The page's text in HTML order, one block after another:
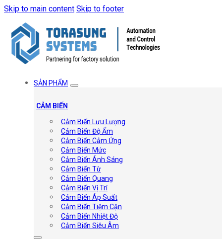
Skip to main content Skip to footer
SẢN PHẨM
CẢM BIẾN
Cảm Biến Lưu Lượng
Cảm Biến Độ Ẩm
Cảm Biến Cảm Ứng
Cảm Biến Mức
Cảm Biến Ánh Sáng
Cảm Biến Từ
Cảm Biến Quang
Cảm Biến Vị Trí
Cảm Biến Áp Suất
Cảm Biến Tiệm Cận
Cảm Biến Nhiệt Độ
Cảm Biến Siêu Âm